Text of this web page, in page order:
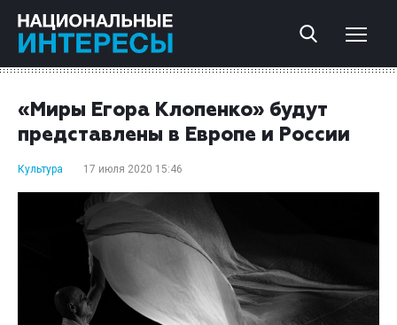
«Миры Егора Клопенко» будут
представлены в Европе и России
Культура 17 июля 2020 15:46